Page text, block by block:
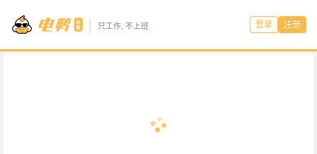
只工作, 不上班 登录 注册